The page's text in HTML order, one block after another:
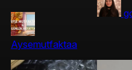
Aysemutfaktaa